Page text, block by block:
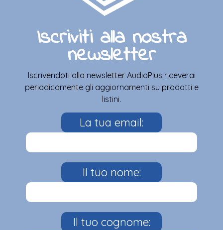
Iscriviti alla nostra
newsletter
Iscrivendoti alla newsletter AudioPlus riceverai
periodicamente gli aggiornamenti su prodotti e
listini.
La tua email:
Il tuo nome:
Il tuo cognome: